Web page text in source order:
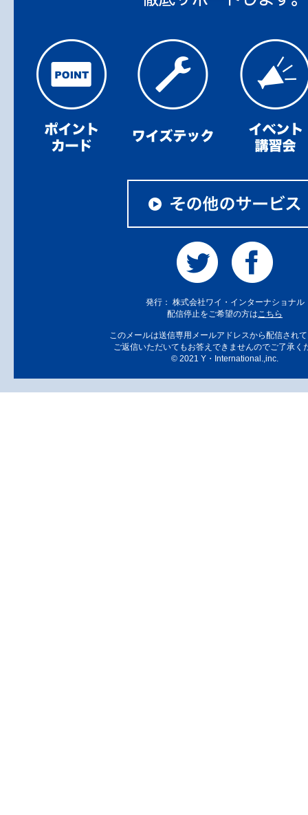
発行： 株式会社ワイ・インターナショナル
配信停止をご希望の方はこちら
このメールは送信専用メールアドレスから配信され
ご返信いただいてもお答えできませんのでご了承く
© 2021 Y・International.,inc.